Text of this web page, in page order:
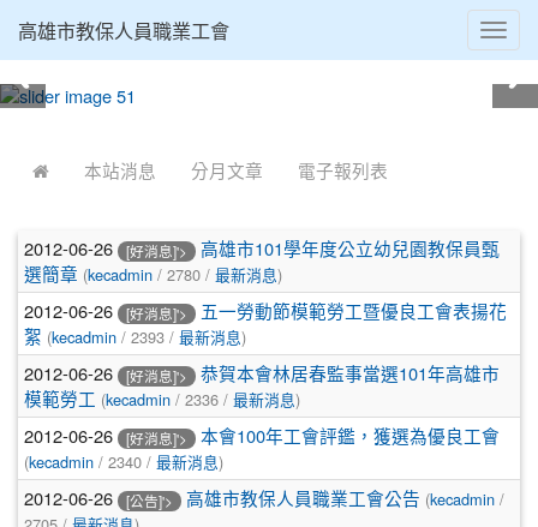
高雄市教保人員職業工會
本站消息 分月文章 電子報列表
2012-06-26 [好消息]'>
高雄市101學年度公立幼兒園教保員甄
選簡章 (kecadmin / 2780 / 最新消息)
2012-06-26 [好消息]'>
五一勞動節模範勞工暨優良工會表揚花
絮 (kecadmin / 2393 / 最新消息)
2012-06-26 [好消息]'>
恭賀本會林居春監事當選101年高雄市
模範勞工 (kecadmin / 2336 / 最新消息)
2012-06-26 [好消息]'> 本會100年工會評鑑，獲選為優良工會
(kecadmin / 2340 / 最新消息)
2012-06-26 [公告]'> 高雄市教保人員職業工會公告 (kecadmin /